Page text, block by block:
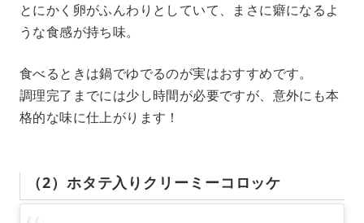
とにかく卵がふんわりとしていて、まさに癖になるよ
うな食感が持ち味。
食べるときは鍋でゆでるのが実はおすすめです。
調理完了までには少し時間が必要ですが、意外にも本
格的な味に仕上がります！
（2）ホタテ入りクリーミーコロッケ